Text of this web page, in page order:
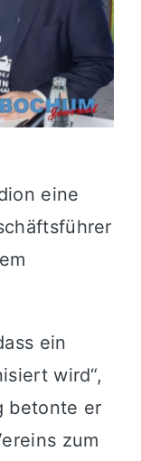
eine
ein
wird“,
betonte er
zum